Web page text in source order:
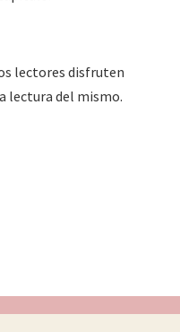
lectores disfruten
lectura del mismo.